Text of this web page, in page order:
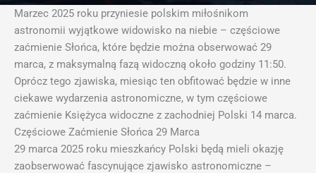
Marzec 2025 roku przyniesie polskim miłośnikom
astronomii wyjątkowe widowisko na niebie – częściowe
zaćmienie Słońca, które będzie można obserwować 29
marca, z maksymalną fazą widoczną około godziny 11:50.
Oprócz tego zjawiska, miesiąc ten obfitować będzie w inne
ciekawe wydarzenia astronomiczne, w tym częściowe
zaćmienie Księżyca widoczne z zachodniej Polski 14 marca.
Częściowe Zaćmienie Słońca 29 Marca
29 marca 2025 roku mieszkańcy Polski będą mieli okazję
zaobserwować fascynujące zjawisko astronomiczne –